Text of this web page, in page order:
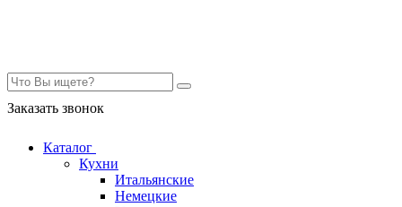
Заказать звонок
Каталог
Кухни
Итальянские
Немецкие